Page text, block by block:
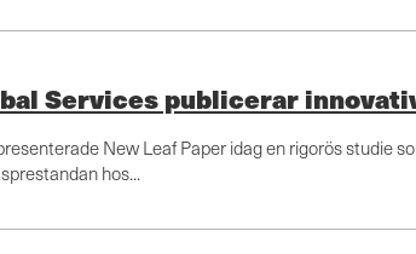
Services publicerar
New Leaf Paper idag en rigorös studie
hos...